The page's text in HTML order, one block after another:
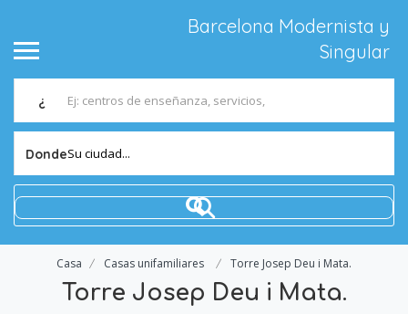
Barcelona Modernista y
Singular
¿
DondeSu ciudad...
Casa Casas unifamiliares Torre Josep Deu i Mata.
Torre Josep Deu i Mata.